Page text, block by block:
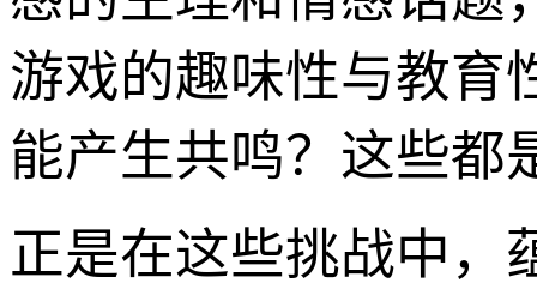
游戏的趣味性与教育
能产生共鸣？这些都
正是在这些挑战中，